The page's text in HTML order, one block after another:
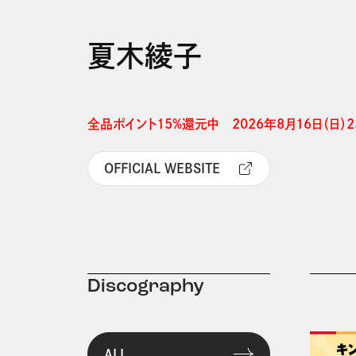
夏木綾子
全品ポイント15%還元中　2026年8月16日（日
OFFICIAL WEBSITE
Discography